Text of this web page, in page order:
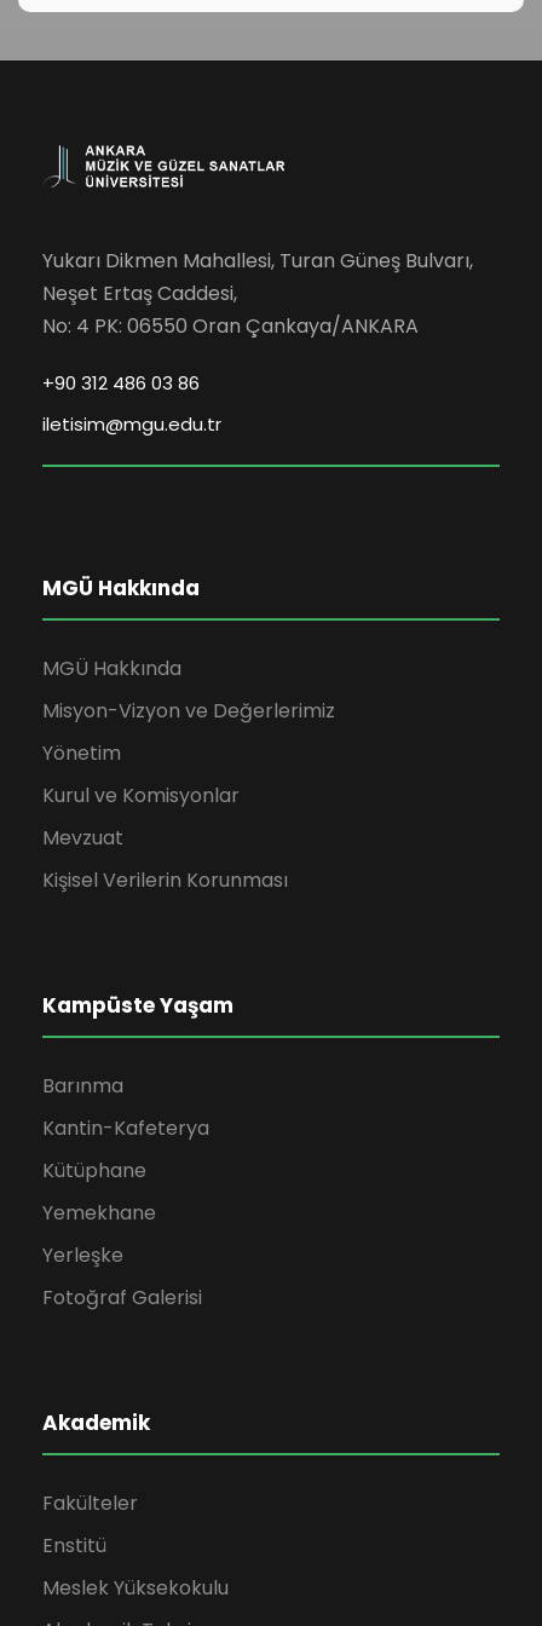
Yukarı Dikmen Mahallesi, Turan Güneş Bulvarı,
Neşet Ertaş Caddesi,
No: 4 PK: 06550 Oran Çankaya/ANKARA
+90 312 486 03 86
iletisim@mgu.edu.tr
MGÜ Hakkında
MGÜ Hakkında
Misyon-Vizyon ve Değerlerimiz
Yönetim
Kurul ve Komisyonlar
Mevzuat
Kişisel Verilerin Korunması
Kampüste Yaşam
Barınma
Kantin-Kafeterya
Kütüphane
Yemekhane
Yerleşke
Fotoğraf Galerisi
Akademik
Fakülteler
Enstitü
Meslek Yüksekokulu